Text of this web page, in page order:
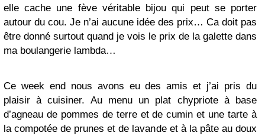
elle cache une fève véritable bijou qui peut se porter
autour du cou. Je n’ai aucune idée des prix… Ca doit pas
être donné surtout quand je vois le prix de la galette dans
ma boulangerie lambda…
Ce week end nous avons eu des amis et j’ai pris du
plaisir à cuisiner. Au menu un plat chypriote à base
d’agneau de pommes de terre et de cumin et une tarte à
la compotée de prunes et de lavande et à la pâte au doux